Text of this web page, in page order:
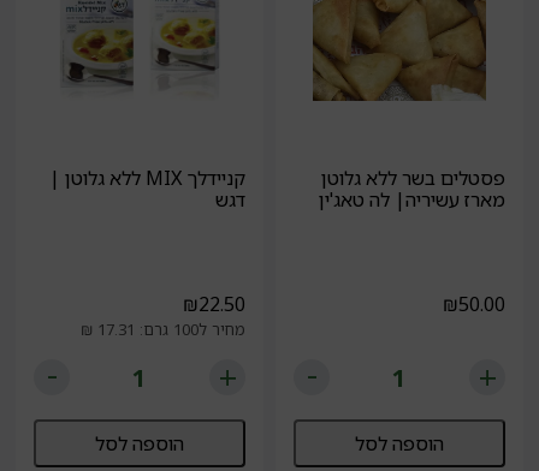
פסטלים בשר ללא גלוטן
מארז עשיריה| לה טאג'ין
₪50.00
הוספה לסל
קניידלך MIX ללא גלוטן |
דגש
₪22.50
מחיר ל100 גרם: 17.31 ₪
הוספה לסל